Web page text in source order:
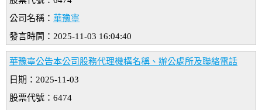
公司名稱： 華豫寧
發言時間：2025-11-03 16:04:40
華豫寧公告本公司股務代理機構名稱、辦公處所及聯絡電話
日期：2025-11-03
股票代號：6474